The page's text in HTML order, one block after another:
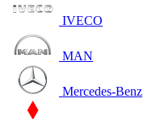
IVECO
MAN
Mercedes-Benz